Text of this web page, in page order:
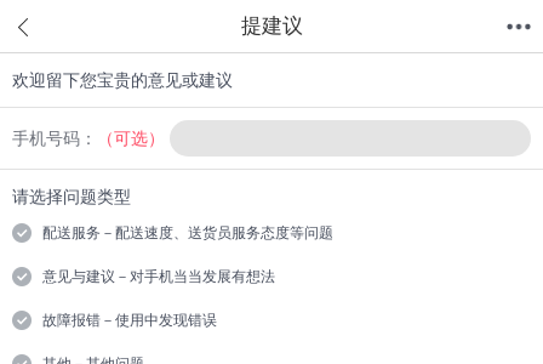
提建议
欢迎留下您宝贵的意见或建议
手机号码： （可选）
请选择问题类型
配送服务－配送速度、送货员服务态度等问题
意见与建议－对手机当当发展有想法
故障报错－使用中发现错误